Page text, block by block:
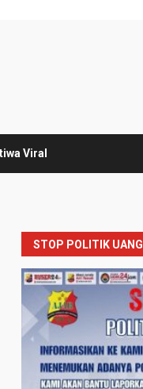
Viral
STOP POLITIK UANG